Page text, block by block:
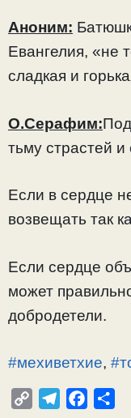
Аноним:
Евангелия, «не
сладкая и
О.Серафим:
тьму страстей и
Если в сердце
возвещать так
Если сердце
может
добродетели.
#мехиветхие,